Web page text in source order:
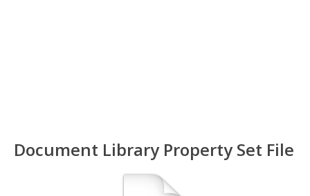
Document Library Property Set File